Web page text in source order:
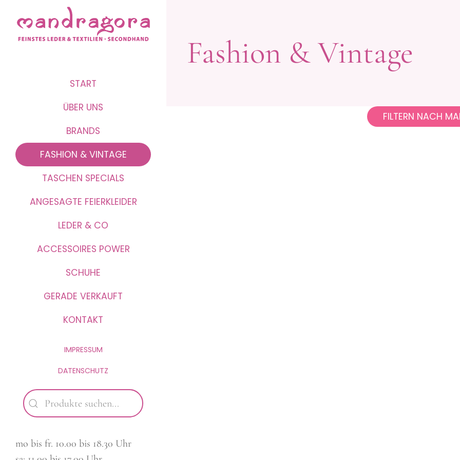
START
ÜBER UNS
BRANDS
FASHION & VINTAGE
TASCHEN SPECIALS
ANGESAGTE FEIERKLEIDER
LEDER & CO
ACCESSOIRES POWER
SCHUHE
GERADE VERKAUFT
KONTAKT
IMPRESSUM
DATENSCHUTZ
Fashion & Vintage
FILTERN NACH
mo bis fr. 10.00 bis 18.30 Uhr